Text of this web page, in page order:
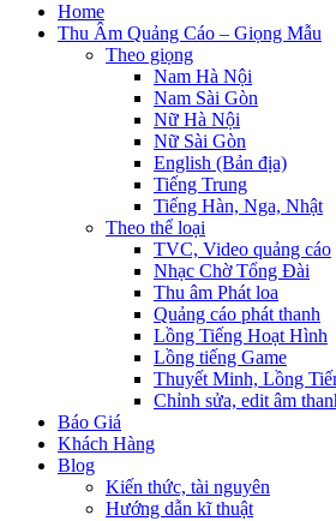
Home
Thu Âm Quảng Cáo – Giọng Mẫu
Theo giọng
Nam Hà Nội
Nam Sài Gòn
Nữ Hà Nội
Nữ Sài Gòn
English (Bản địa)
Tiếng Trung
Tiếng Hàn, Nga, Nhật
Theo thể loại
TVC, Video quảng cáo
Nhạc Chờ Tổng Đài
Thu âm Phát loa
Quảng cáo phát thanh
Lồng Tiếng Hoạt Hình
Lồng tiếng Game
Thuyết Minh, Lồng
Chỉnh sửa, edit âm
Báo Giá
Khách Hàng
Blog
Kiến thức, tài nguyên
Hướng dẫn kĩ thuật